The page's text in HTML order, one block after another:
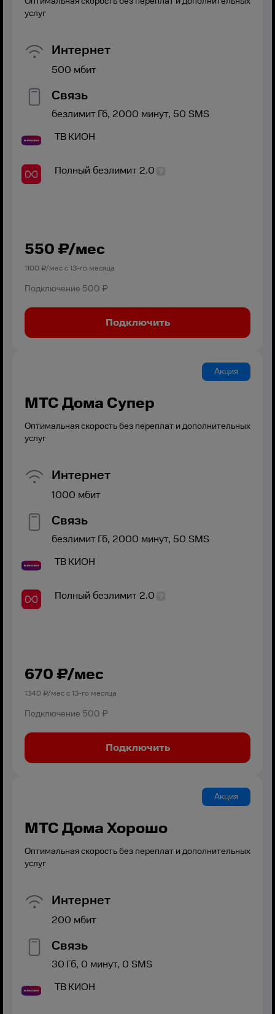
услуг
Интернет
500 мбит
Связь
безлимитГб, 2000 минут, 50 SMS
ТВКИОН
Полный безлимит 2.0
550 ₽/мес
1100₽/мес с13-го месяца
Подключение 500 ₽
Подключить
Акция
МТС Дома Супер
Оптимальная скорость без переплат и дополнительных
услуг
Интернет
1000 мбит
Связь
безлимитГб, 2000 минут, 50 SMS
ТВКИОН
Полный безлимит 2.0
670 ₽/мес
1340₽/мес с13-го месяца
Подключение 500 ₽
Подключить
Акция
МТС Дома Хорошо
Оптимальная скорость без переплат и дополнительных
услуг
Интернет
200 мбит
Связь
30 Гб, 0 минут, 0 SMS
ТВКИОН